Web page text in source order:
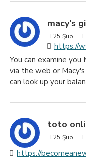
macy's
25 Şub
https://
You can examine you
via the web or
can look up your
toto
25 Şub